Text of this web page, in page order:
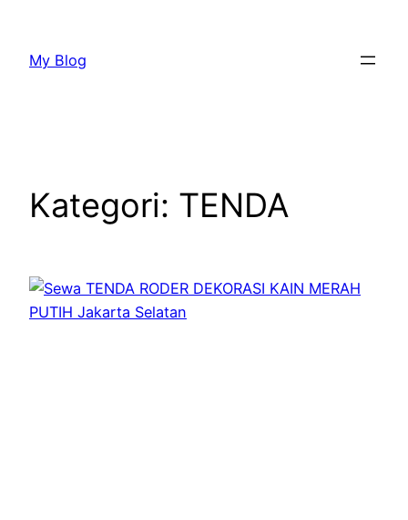
konten
My Blog
Kategori: TENDA